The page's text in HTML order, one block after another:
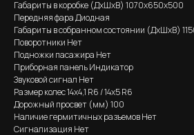
Габариты в коробке (ДхШхВ) 1070х650х500
Передняя фара Диодная
Габариты в собранном состоянии (ДхШхВ)
Поворотники Нет
Подножки пасажира Нет
Приборная панель Индикатор
Звуковой сигнал Нет
Размер колес 14х4,1 R6 / 14х5 R6
Дорожный просвет (мм) 100
Наличие гермитичных разъемов Нет
Сигнализация Нет